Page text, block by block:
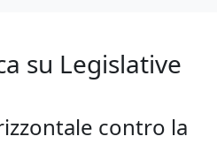
su Legislative
contro la